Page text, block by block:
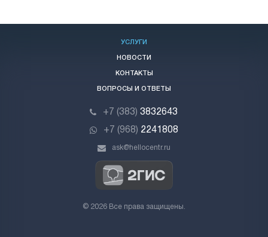
© 2026 Все права защищены.
УСЛУГИ
НОВОСТИ
КОНТАКТЫ
ВОПРОСЫ И ОТВЕТЫ
+7 (383) 3832643
+7 (968) 2241808
ask@hellocentr.ru